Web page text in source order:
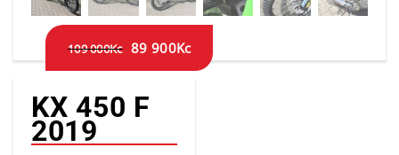
KX 450 F
2019
109 000Kc 89 900Kc